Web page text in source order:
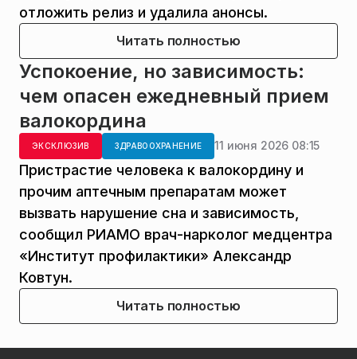
отложить релиз и удалила анонсы.
Читать полностью
Успокоение, но зависимость:
чем опасен ежедневный прием
валокордина
ЭКСКЛЮЗИВ ЗДРАВООХРАНЕНИЕ 11 июня 2026 08:15
Пристрастие человека к валокордину и
прочим аптечным препаратам может
вызвать нарушение сна и зависимость,
сообщил РИАМО врач-нарколог медцентра
«Институт профилактики» Александр
Ковтун.
Читать полностью